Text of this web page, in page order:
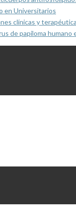
en Universitarios
clínicas y
de papiloma